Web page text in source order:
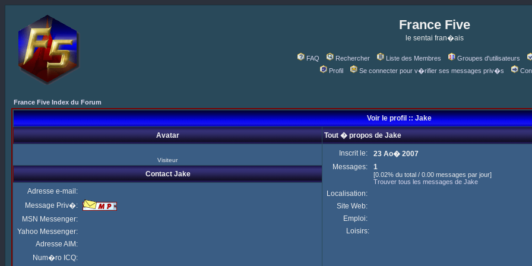
France Five
le sentai fran�ais
FAQ Rechercher Liste des Membres Groupes d'utilisateurs
Profil
Se connecter pour v�rifier ses messages priv�s
France Five Index du Forum
Voir le profil :: Jake
Avatar Tout � propos de Jake
Visiteur
Inscrit le:
23 Ao� 2007
Messages:
1
[0.02% du total / 0.00 messages par jour]
Trouver tous les messages de Jake
Localisation:
Site Web:
Emploi:
Loisirs:
Contact Jake
Adresse e-mail:
Message Priv�:
MSN Messenger:
Yahoo Messenger:
Adresse AIM:
Num�ro ICQ: